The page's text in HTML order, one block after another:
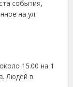
события,
на ул.
15.00 на 1
Людей в